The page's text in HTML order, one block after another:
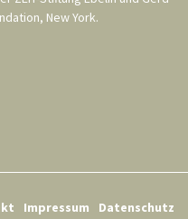
New York.
Impressum Datenschutz